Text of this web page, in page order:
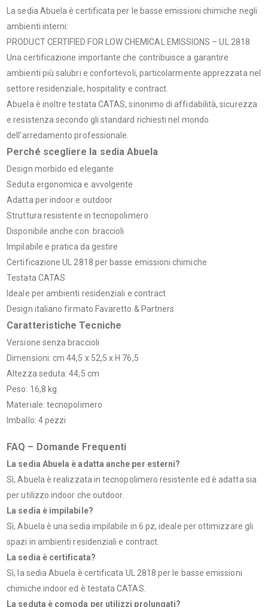
La sedia Abuela è certificata per le basse emissioni chimiche negli
ambienti interni:
PRODUCT CERTIFIED FOR LOW CHEMICAL EMISSIONS – UL 2818
Una certificazione importante che contribuisce a garantire
ambienti più salubri e confortevoli, particolarmente apprezzata nel
settore residenziale, hospitality e contract.
Abuela è inoltre testata CATAS, sinonimo di affidabilità, sicurezza
e resistenza secondo gli standard richiesti nel mondo
dell’arredamento professionale.
Perché scegliere la sedia Abuela
Design morbido ed elegante
Seduta ergonomica e avvolgente
Adatta per indoor e outdoor
Struttura resistente in tecnopolimero
Disponibile anche con braccioli
Impilabile e pratica da gestire
Certificazione UL 2818 per basse emissioni chimiche
Testata CATAS
Ideale per ambienti residenziali e contract
Design italiano firmato Favaretto & Partners
Caratteristiche Tecniche
Versione senza braccioli
Dimensioni: cm 44,5 x 52,5 x H 76,5
Altezza seduta: 44,5 cm
Peso: 16,8 kg
Materiale: tecnopolimero
Imballo: 4 pezzi
FAQ – Domande Frequenti
La sedia Abuela è adatta anche per esterni?
Sì, Abuela è realizzata in tecnopolimero resistente ed è adatta sia
per utilizzo indoor che outdoor.
La sedia è impilabile?
Sì, Abuela è una sedia impilabile in 6 pz, ideale per ottimizzare gli
spazi in ambienti residenziali e contract.
La sedia è certificata?
Sì, la sedia Abuela è certificata UL 2818 per le basse emissioni
chimiche indoor ed è testata CATAS.
La seduta è comoda per utilizzi prolungati?